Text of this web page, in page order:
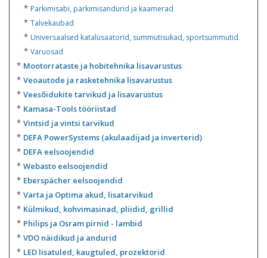
* Parkimisabi, parkimisandurid ja kaamerad
* Talvekaubad
* Universaalsed katalüsaatorid, summutisukad, sportsummutid
* Varuosad
* Mootorrataste ja hobitehnika lisavarustus
* Veoautode ja rasketehnika lisavarustus
* Veesõidukite tarvikud ja lisavarustus
* Kamasa-Tools tööriistad
* Vintsid ja vintsi tarvikud
* DEFA PowerSystems (akulaadijad ja inverterid)
* DEFA eelsoojendid
* Webasto eelsoojendid
* Eberspächer eelsoojendid
* Varta ja Optima akud, lisatarvikud
* Külmikud, kohvimasinad, pliidid, grillid
* Philips ja Osram pirnid - lambid
* VDO näidikud ja andurid
* LED lisatuled, kaugtuled, prozektorid